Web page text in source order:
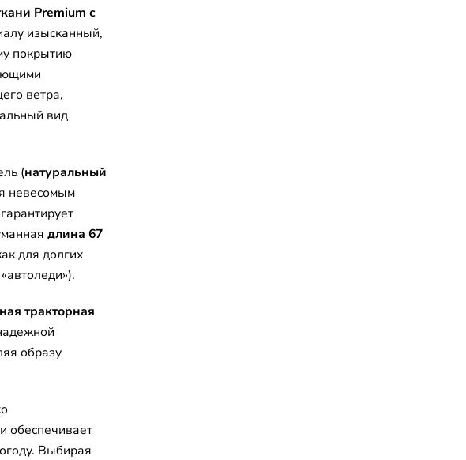
Premium с
изысканный,
покрытию
ветра,
вид
(натуральный
невесомым
длина 67
для долгих
тракторная
образу
обеспечивает
Выбирая